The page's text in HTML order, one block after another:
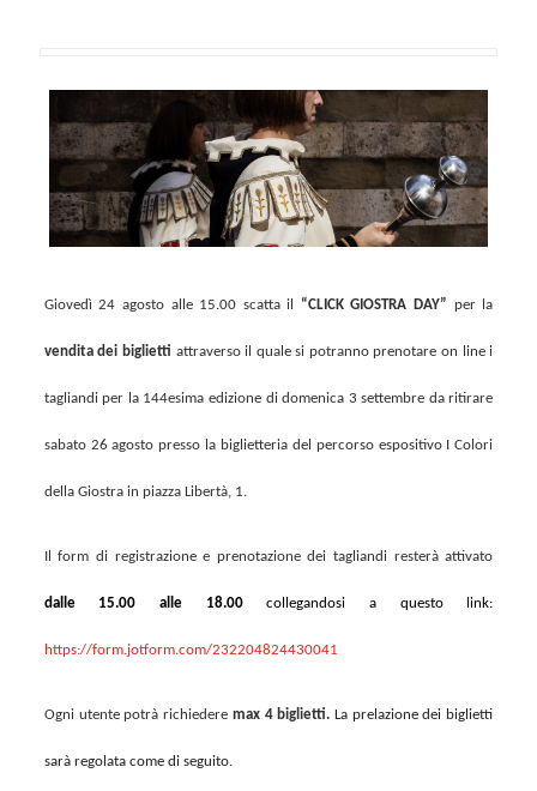
Giovedì 24 agosto alle 15.00 scatta il “CLICK GIOSTRA DAY” per la
vendita dei biglietti attraverso il quale si potranno prenotare on line i
tagliandi per la 144esima edizione di domenica 3 settembre da ritirare
sabato 26 agosto presso la biglietteria del percorso espositivo I Colori
della Giostra in piazza Libertà, 1.
Il form di registrazione e prenotazione dei tagliandi resterà attivato
dalle 15.00 alle 18.00collegandosi a questo link:
https://form.jotform.com/232204824430041
Ogni utente potrà richiedere max 4 biglietti. La prelazione dei biglietti
sarà regolata come di seguito.